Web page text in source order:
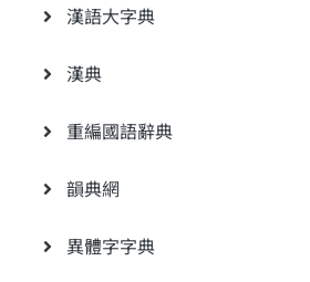
漢語大字典
漢典
重編國語辭典
韻典網
異體字字典